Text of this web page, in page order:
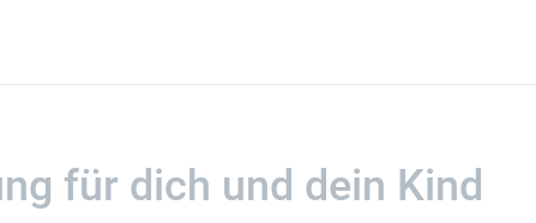
für dich und dein Kind